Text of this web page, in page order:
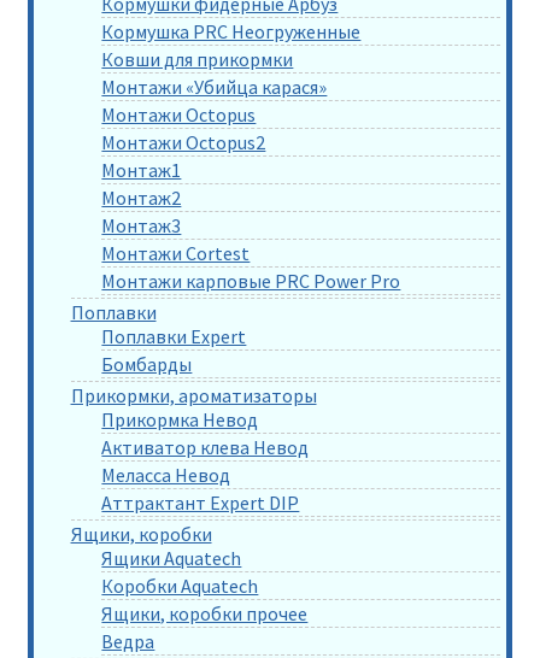
Кормушка PRC Неогруженные
Ковши для прикормки
Монтажи «Убийца карася»
Монтажи Octopus
Монтажи Octopus2
Монтаж1
Монтаж2
Монтаж3
Монтажи Cortest
Монтажи карповые PRC Power Pro
Поплавки
Поплавки Expert
Бомбарды
Прикормки, ароматизаторы
Прикормка Невод
Активатор клева Невод
Меласса Невод
Аттрактант Expert DIP
Ящики, коробки
Ящики Aquatech
Коробки Aquatech
Ящики, коробки прочее
Ведра